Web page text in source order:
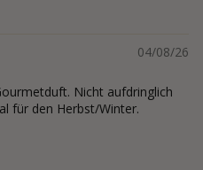
04/08/26
Nicht aufdringlich
für den Herbst/Winter.